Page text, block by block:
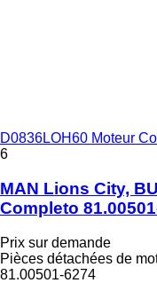
D0836LOH60 Moteur
6
MAN Lions City,
Completo
Prix sur demande
Pièces détachées de
81.00501-6274